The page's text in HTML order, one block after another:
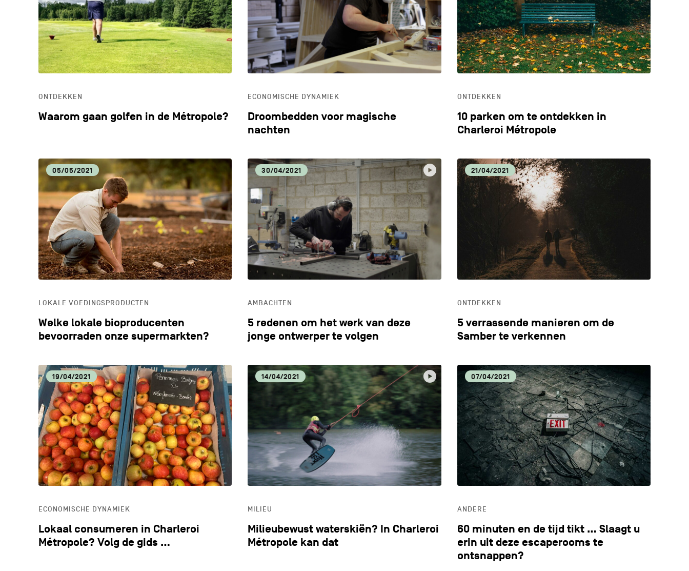
LIFESTYLE LOKALE VOEDINGSPRODUCTEN
MILIEU ONDERWIJS
ONTDEKKEN
Waarom gaan golfen in de Métropole?
ECONOMISCHE DYNAMIEK
Droombedden voor magische
nachten
ONTDEKKEN
10 parken om te ontdekken in
Charleroi Métropole
05/05/2021
LOKALE VOEDINGSPRODUCTEN
Welke lokale bioproducenten
bevoorraden onze supermarkten?
30/04/2021
AMBACHTEN
5 redenen om het werk van deze
jonge ontwerper te volgen
21/04/2021
ONTDEKKEN
5 verrassende manieren om de
Samber te verkennen
19/04/2021
ECONOMISCHE DYNAMIEK
Lokaal consumeren in Charleroi
Métropole? Volg de gids …
14/04/2021
MILIEU
Milieubewust waterskiën? In Charleroi
Métropole kan dat
07/04/2021
ANDERE
60 minuten en de tijd tikt … Slaagt u
erin uit deze escaperooms te
ontsnappen?